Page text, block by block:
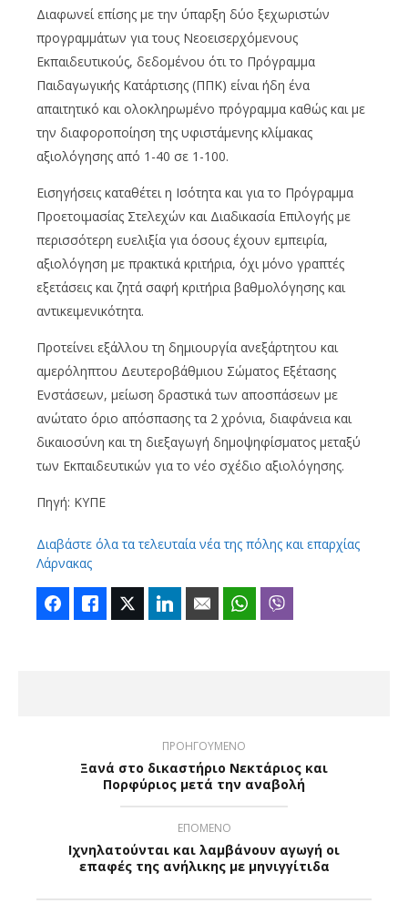
Διαφωνεί επίσης με την ύπαρξη δύο ξεχωριστών
προγραμμάτων για τους Νεοεισερχόμενους
Εκπαιδευτικούς, δεδομένου ότι το Πρόγραμμα
Παιδαγωγικής Κατάρτισης (ΠΠΚ) είναι ήδη ένα
απαιτητικό και ολοκληρωμένο πρόγραμμα καθώς και με
την διαφοροποίηση της υφιστάμενης κλίμακας
αξιολόγησης από 1-40 σε 1-100.
Εισηγήσεις καταθέτει η Ισότητα και για το Πρόγραμμα
Προετοιμασίας Στελεχών και Διαδικασία Επιλογής με
περισσότερη ευελιξία για όσους έχουν εμπειρία,
αξιολόγηση με πρακτικά κριτήρια, όχι μόνο γραπτές
εξετάσεις και ζητά σαφή κριτήρια βαθμολόγησης και
αντικειμενικότητα.
Προτείνει εξάλλου τη δημιουργία ανεξάρτητου και
αμερόληπτου Δευτεροβάθμιου Σώματος Εξέτασης
Ενστάσεων, μείωση δραστικά των αποσπάσεων με
ανώτατο όριο απόσπασης τα 2 χρόνια, διαφάνεια και
δικαιοσύνη και τη διεξαγωγή δημοψηφίσματος μεταξύ
των Εκπαιδευτικών για το νέο σχέδιο αξιολόγησης.
Πηγή: ΚΥΠΕ
Διαβάστε όλα τα τελευταία νέα της πόλης και επαρχίας
Λάρνακας
FacebookLike Twitter LinkedIn Email WhatsApp
ΠΡΟΗΓΟΥΜΕΝΟ
Ξανά στο δικαστήριο Νεκτάριος και
Πορφύριος μετά την αναβολή
ΕΠΟΜΕΝΟ
Ιχνηλατούνται και λαμβάνουν αγωγή οι
επαφές της ανήλικης με μηνιγγίτιδα